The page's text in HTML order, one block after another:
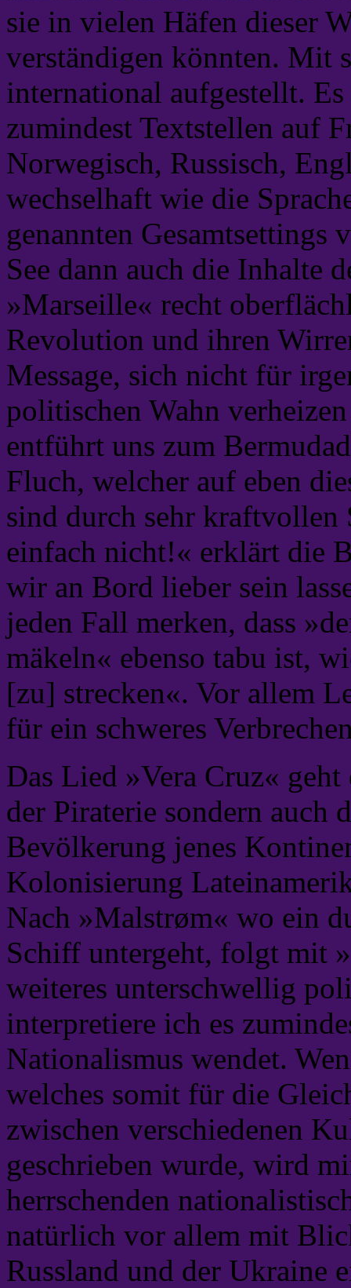
sie in vielen Häfen dieser
verständigen könnten. Mit
international aufgestellt.
zumindest Textstellen auf
Norwegisch, Russisch,
wechselhaft wie die
genannten Gesamtsettings
See dann auch die Inhalte
»Marseille« recht
Revolution und ihren
Message, sich nicht für
politischen Wahn
entführt uns zum
Fluch, welcher auf eben
sind durch sehr kraftvollen
einfach nicht!« erklärt die
wir an Bord lieber sein
jeden Fall merken, dass
mäkeln« ebenso tabu ist,
[zu] strecken«. Vor allem
für ein schweres
Das Lied »Vera Cruz«
der Piraterie sondern auch
Bevölkerung jenes
Kolonisierung
Nach »Malstrøm« wo ein
Schiff untergeht, folgt mit
weiteres unterschwellig
interpretiere ich es
Nationalismus wendet.
welches somit für die
zwischen verschiedenen
geschrieben wurde, wird
herrschenden
natürlich vor allem mit
Russland und der Ukraine